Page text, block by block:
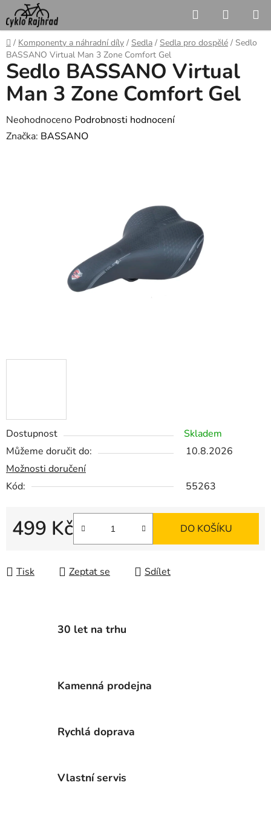
Přejít
na
obsah
Hledat
KOŠÍK
Domů
/ Komponenty a náhradní díly / Sedla / Sedla pro dospělé / Sedlo
BASSANO Virtual Man 3 Zone Comfort Gel
Dostupnost
Skladem
Můžeme doručit do:
10.8.2026
Možnosti doručení
Kód:
55263
499 Kč DO KOŠÍKU
Tisk Zeptat se Sdílet
Sedlo BASSANO Virtual
Man 3 Zone Comfort Gel
Průměrné
hodnocení
Neohodnoceno Podrobnosti hodnocení
Značka: BASSANO
30 let na trhu
Kamenná prodejna
Rychlá doprava
Vlastní servis